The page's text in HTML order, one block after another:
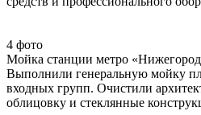
4 фото
Мойка станции метро
Выполнили генеральную мойку
входных групп. Очистили
облицовку и стеклянные